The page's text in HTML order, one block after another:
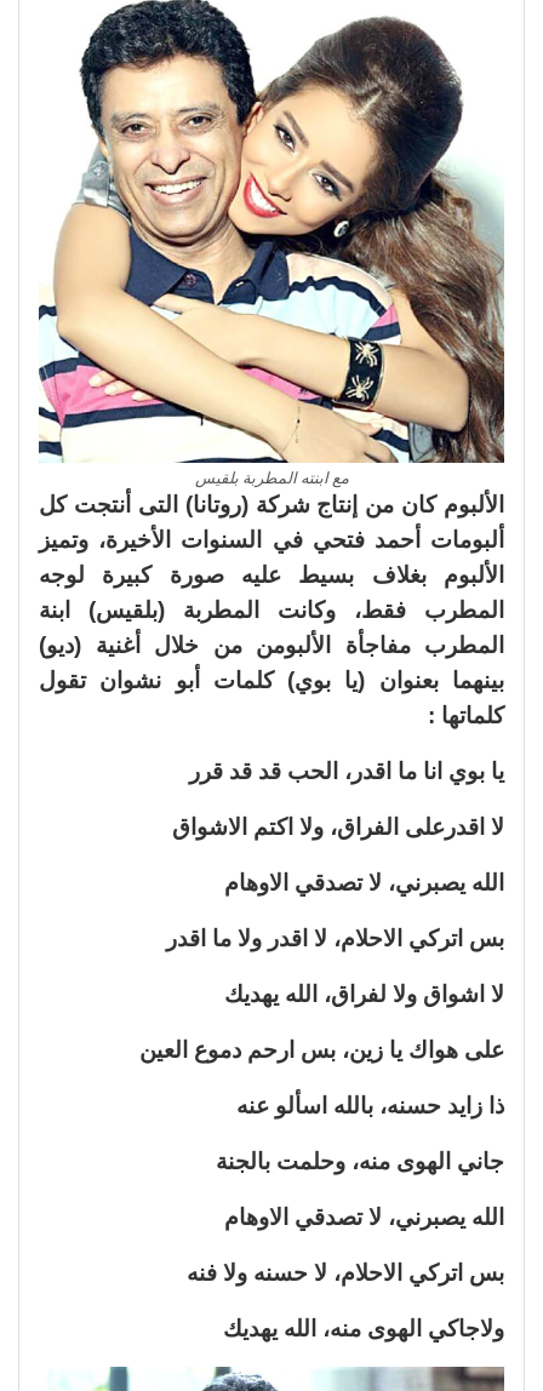
مع ابنته المطربة بلقيس
الألبوم كان من إنتاج شركة (روتانا) التى أنتجت كل
ألبومات أحمد فتحي في السنوات الأخيرة، وتميز
الألبوم بغلاف بسيط عليه صورة كبيرة لوجه
المطرب فقط، وكانت المطربة (بلقيس) ابنة
المطرب مفاجأة الألبومن من خلال أغنية (ديو)
بينهما بعنوان (يا بوي) كلمات أبو نشوان تقول
كلماتها :
يا بوي انا ما اقدر، الحب قد قد قرر
لا اقدرعلى الفراق، ولا اكتم الاشواق
الله يصبرني، لا تصدقي الاوهام
بس اتركي الاحلام، لا اقدر ولا ما اقدر
لا اشواق ولا لفراق، الله يهديك
على هواك يا زين، بس ارحم دموع العين
ذا زايد حسنه، بالله اسألو عنه
جاني الهوى منه، وحلمت بالجنة
الله يصبرني، لا تصدقي الاوهام
بس اتركي الاحلام، لا حسنه ولا فنه
ولاجاكي الهوى منه، الله يهديك